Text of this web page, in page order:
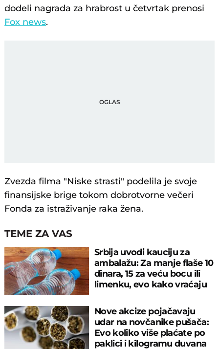
dodeli nagrada za hrabrost u četvrtak prenosi
Fox news.
Zvezda filma "Niske strasti" podelila je svoje
finansijske brige tokom dobrotvorne večeri
Fonda za istraživanje raka žena.
TEME ZA VAS
Srbija uvodi kauciju za
ambalažu: Za manje flaše 10
dinara, 15 za veću bocu ili
limenku, evo kako vraćaju
Nove akcize pojačavaju
udar na novčanike pušača:
Evo koliko više plaćate po
paklici i kilogramu duvana